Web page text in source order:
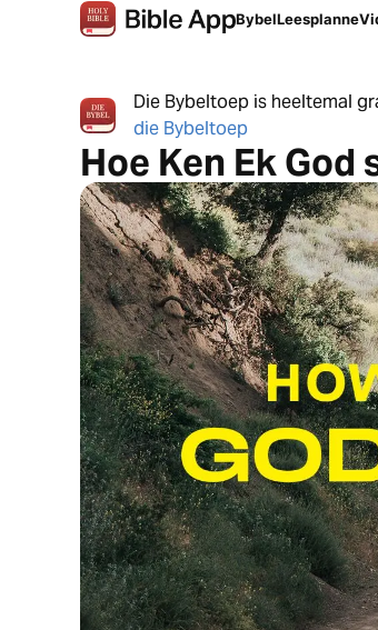
BybelLeesplanne
Die Bybeltoep is heeltemal
die Bybeltoep
Hoe Ken Ek God